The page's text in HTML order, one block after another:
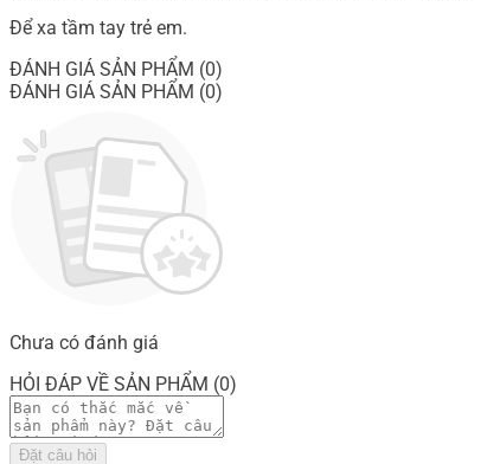
Để xa tầm tay trẻ em.
ĐÁNH GIÁ SẢN PHẨM (0)
ĐÁNH GIÁ SẢN PHẨM (0)
Chưa có đánh giá
HỎI ĐÁP VỀ SẢN PHẨM (0)
Đặt câu hỏi